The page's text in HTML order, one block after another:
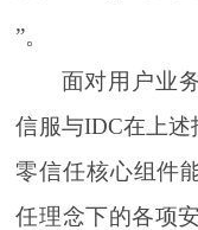
”。
面对用户业
信服与IDC在上
零信任核心组件
任理念下的各项